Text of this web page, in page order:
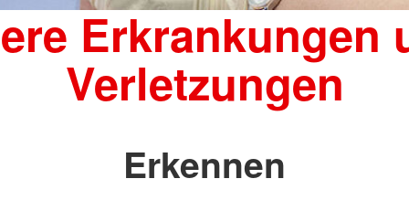
Erkrankungen
Verletzungen
Erkennen